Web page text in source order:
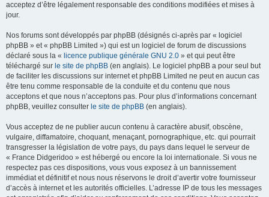
acceptez d’être légalement responsable des conditions modifiées et mises à
jour.
Nos forums sont développés par phpBB (désignés ci-après par « logiciel
phpBB » et « phpBB Limited ») qui est un logiciel de forum de discussions
déclaré sous la « licence publique générale GNU 2.0 » et qui peut être
téléchargé sur le site de phpBB (en anglais). Le logiciel phpBB a pour seul but
de faciliter les discussions sur internet et phpBB Limited ne peut en aucun cas
être tenu comme responsable de la conduite et du contenu que nous
acceptons et que nous n’acceptons pas. Pour plus d’informations concernant
phpBB, veuillez consulter le site de phpBB (en anglais).
Vous acceptez de ne publier aucun contenu à caractère abusif, obscène,
vulgaire, diffamatoire, choquant, menaçant, pornographique, etc. qui pourrait
transgresser la législation de votre pays, du pays dans lequel le serveur de
« France Didgeridoo » est hébergé ou encore la loi internationale. Si vous ne
respectez pas ces dispositions, vous vous exposez à un bannissement
immédiat et définitif et nous nous réservons le droit d’avertir votre fournisseur
d’accès à internet et les autorités officielles. L’adresse IP de tous les messages